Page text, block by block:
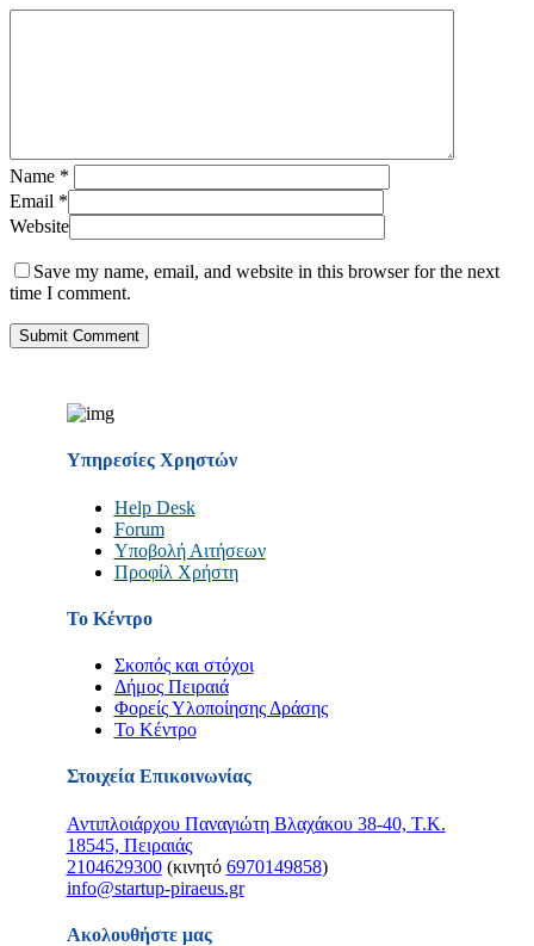
Name *
Email *
Website
Save my name, email, and website in this browser for the next
time I comment.
Υπηρεσίες Χρηστών
Help Desk
Forum
Υποβολή Αιτήσεων
Προφίλ Χρήστη
Το Κέντρο
Σκοπός και στόχοι
Δήμος Πειραιά
Φορείς Υλοποίησης Δράσης
Το Κέντρο
Στοιχεία Επικοινωνίας
Αντιπλοιάρχου Παναγιώτη Βλαχάκου 38-40, Τ.Κ.
18545, Πειραιάς
2104629300(κινητό 6970149858)
info@startup-piraeus.gr
Ακολουθήστε μας